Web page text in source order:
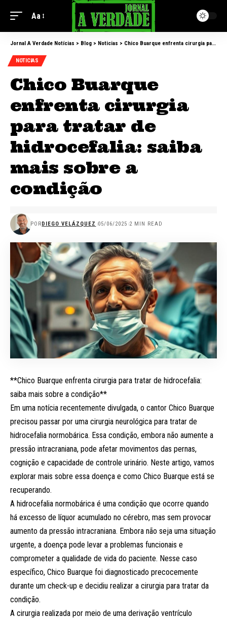
Aa
Jornal A Verdade Notícias > Blog > Noticias > Chico Buarque enfrenta cirurgia para tratar de hidrocefalia: saiba mais sobre a condição
NOTICIAS
Chico Buarque
enfrenta cirurgia
para tratar de
hidrocefalia: saiba
mais sobre a
condição
PORDIEGO VELÁZQUEZ 05/06/2025 2 MIN READ
**Chico Buarque enfrenta cirurgia para tratar de hidrocefalia:
saiba mais sobre a condição**
Em uma notícia recentemente divulgada, o cantor Chico Buarque
precisou passar por uma cirurgia neurológica para tratar de
hidrocefalia normobárica. Essa condição, embora não aumente a
pressão intracraniana, pode afetar movimentos das pernas,
cognição e capacidade de controle urinário. Neste artigo, vamos
explorar mais sobre essa doença e como Chico Buarque está se
recuperando.
A hidrocefalia normobárica é uma condição que ocorre quando
há excesso de líquor acumulado no cérebro, mas sem provocar
aumento da pressão intracraniana. Embora não seja uma situação
urgente, a doença pode levar a problemas funcionais e
comprometer a qualidade de vida do paciente. Nesse caso
específico, Chico Buarque foi diagnosticado precocemente
durante um check-up e decidiu realizar a cirurgia para tratar da
condição.
A cirurgia realizada por meio de uma derivação ventrículo